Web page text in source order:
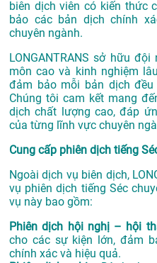
biên dịch viên có kiến thức
bảo các bản dịch chính
chuyên ngành.
LONGANTRANS sở hữu
môn cao và kinh nghiệm
đảm bảo mỗi bản dịch đều
Chúng tôi cam kết mang
dịch chất lượng cao, đáp
của từng lĩnh vực chuyên
Cung cấp phiên dịch tiếng
Ngoài dịch vụ biên dịch,
vụ phiên dịch tiếng Séc
vụ này bao gồm:
Phiên dịch hội nghị – hội
cho các sự kiện lớn, đảm
chính xác và hiệu quả.